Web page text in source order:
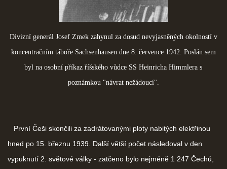
Divizní generál Josef Zmek zahynul za dosud nevyjasněných okolností v
koncentračním táboře Sachsenhausen dne 8. července 1942. Poslán sem
byl na osobní příkaz říšského vůdce SS Heinricha Himmlera s
poznámkou "návrat nežádoucí".
První Češi skončili za zadrátovanými ploty nabitých elektřinou
hned po 15. březnu 1939. Další větší počet následoval v den
vypuknutí 2. světové války - zatčeno bylo nejméně 1 247 Čechů,